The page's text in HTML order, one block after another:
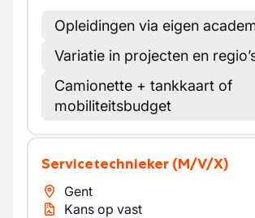
Opleidingen via eigen
Variatie in projecten en
Camionette + tankkaart of
mobiliteitsbudget
Servicetechnieker (M/V/X)
Gent
Kans op vast